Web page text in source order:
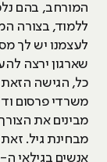
המורחב, בהם
ללמוד, בצורה
לעצמנו יש לך
שארגון ירצה
כל, הגישה הזאת
משרדי פרסום
מבינים את
מבחינת גיל.